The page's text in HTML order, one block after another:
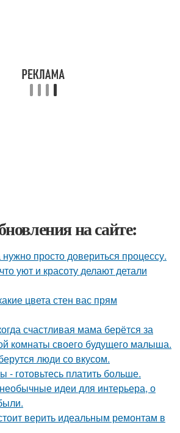
на сайте:
нужно просто довериться процессу.
уют и красоту делают детали
цвета стен вас прям
счастливая мама берётся за
комнаты своего будущего малыша.
люди со вкусом.
- готовьтесь платить больше.
идеи для интерьера, о
верить идеальным ремонтам в